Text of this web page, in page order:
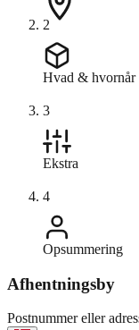
2
Hvad & hvornår
3
Ekstra
4
Opsummering
Afhentningsby
Postnummer eller